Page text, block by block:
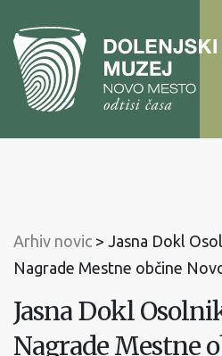
vsebinoNa
glavni
meni
Arhiv novic > Jasna Dokl
Nagrade Mestne občine
Jasna Dokl
Nagrade Mestne